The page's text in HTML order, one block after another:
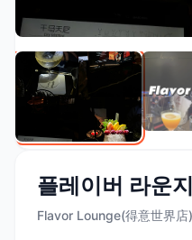
플레이버 라운
Flavor Lounge(得意世界店)